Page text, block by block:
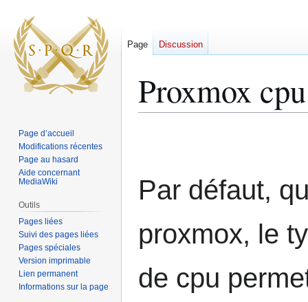
Proxmox
Par défaut,
proxmox, le
de cpu
Page Discussion
Page d’accueil
Modifications récentes
Page au hasard
Aide concernant
MediaWiki
Outils
Pages liées
Suivi des pages liées
Pages spéciales
Version imprimable
Lien permanent
Informations sur la page